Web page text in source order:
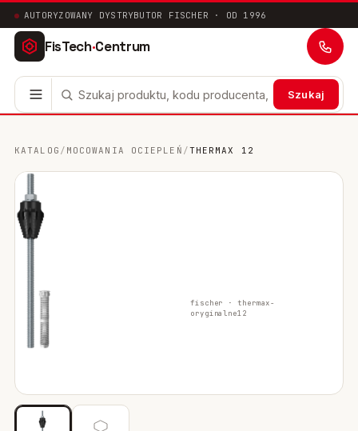
AUTORYZOWANY DYSTRYBUTOR FISCHER · OD 1996
FisTech·Centrum
Szukaj
Mocowania chemiczne 41
Mocowania ramowe
Mocowania uniwersalne
Systemy instalacyjne
Mocowania w pustych przestrzeniach
Mocowania ociepleń 28
Mocowania do rusztowań
KATALOG / MOCOWANIA OCIEPLEŃ /THERMAX 12
fischer ·
oryginalne
thermax-
12